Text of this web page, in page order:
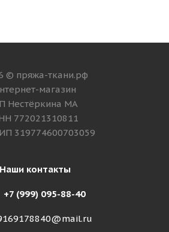
© пряжа-ткани.рф
магазин
Нестёркина МА
772021310811
319774600703059
Наши контакты
+7 (999) 095-88-40